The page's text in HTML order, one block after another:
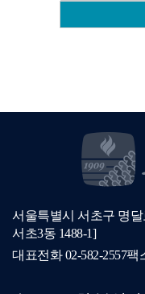
서울특별시 서초구 명
서초3동 1488-1]
대표전화02-582-2557팩